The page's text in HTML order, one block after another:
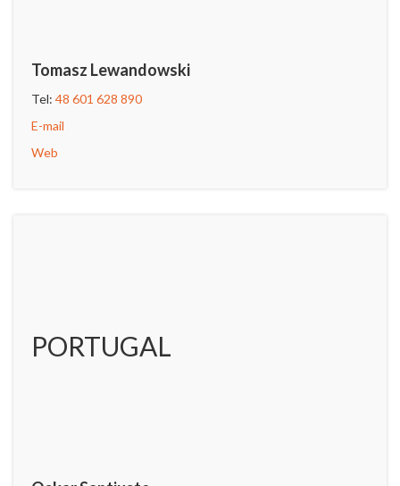
Tomasz Lewandowski
Tel: 48 601 628 890
E-mail
Web
PORTUGAL